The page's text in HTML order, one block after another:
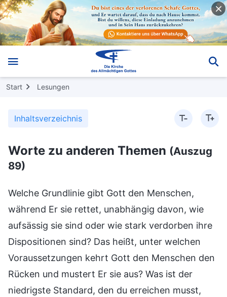
Start Lesungen
Inhaltsverzeichnis
Worte zu anderen Themen (Auszug
89)
Welche Grundlinie gibt Gott den Menschen,
während Er sie rettet, unabhängig davon, wie
aufsässig sie sind oder wie stark verdorben ihre
Dispositionen sind? Das heißt, unter welchen
Voraussetzungen kehrt Gott den Menschen den
Rücken und mustert Er sie aus? Was ist der
niedrigste Standard, den du erreichen musst,